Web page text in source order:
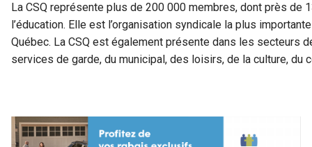
La CSQ représente plus de 200 000 membres, dont près de
l’éducation. Elle est l’organisation syndicale la plus
Québec. La CSQ est également présente dans les secteurs
services de garde, du municipal, des loisirs, de la culture, du